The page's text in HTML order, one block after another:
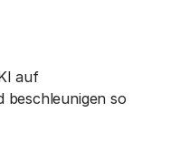
auf
so